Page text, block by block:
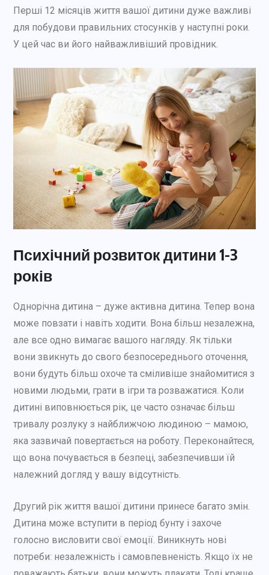
Перші 12 місяців життя вашої дитини дуже важливі
для побудови правильних стосунків у наступні роки.
У цей час ви його найважливіший провідник.
Психічний розвиток дитини 1-3
років
Однорічна дитина – дуже активна дитина. Тепер вона
може повзати і навіть ходити. Вона більш незалежна,
але все одно вимагає вашого нагляду. Як тільки
вони звикнуть до свого безпосереднього оточення,
вони будуть більш охоче та сміливіше знайомитися з
новими людьми, грати в ігри та розважатися. Коли
дитині виповнюється рік, це часто означає більш
тривалу розлуку з найближчою людиною – мамою,
яка зазвичай повертається на роботу. Переконайтеся,
що вона почувається в безпеці, забезпечивши їй
належний догляд у вашу відсутність.
Другий рік життя вашої дитини принесе багато змін.
Дитина може вступити в період бунту і захоче
голосно висловити свої емоції. Виникнуть нові
потреби: незалежність і самовпевненість. Якщо їх не